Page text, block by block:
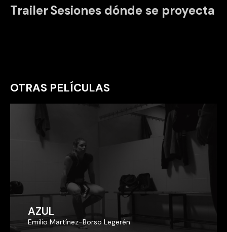
TrailerSesiones dónde se proyecta
OTRAS PELÍCULAS
AZUL
Emilio Martínez-Borso Legerén
AZUL
Emilio Martínez-Borso Legerén